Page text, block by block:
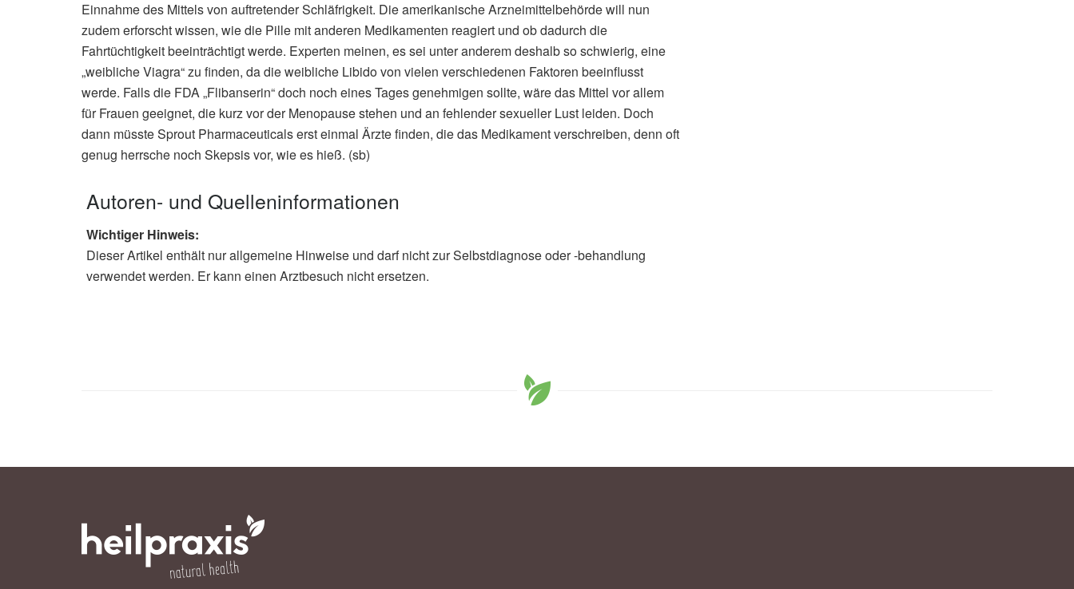
Einnahme des Mittels von auftretender Schläfrigkeit. Die amerikanische Arzneimittelbehörde will nun
zudem erforscht wissen, wie die Pille mit anderen Medikamenten reagiert und ob dadurch die
Fahrtüchtigkeit beeinträchtigt werde. Experten meinen, es sei unter anderem deshalb so schwierig, eine
„weibliche Viagra“ zu finden, da die weibliche Libido von vielen verschiedenen Faktoren beeinflusst
werde. Falls die FDA „Flibanserin“ doch noch eines Tages genehmigen sollte, wäre das Mittel vor allem
für Frauen geeignet, die kurz vor der Menopause stehen und an fehlender sexueller Lust leiden. Doch
dann müsste Sprout Pharmaceuticals erst einmal Ärzte finden, die das Medikament verschreiben, denn oft
genug herrsche noch Skepsis vor, wie es hieß. (sb)
Autoren- und Quelleninformationen
Wichtiger Hinweis:
Dieser Artikel enthält nur allgemeine Hinweise und darf nicht zur Selbstdiagnose oder -behandlung
verwendet werden. Er kann einen Arztbesuch nicht ersetzen.